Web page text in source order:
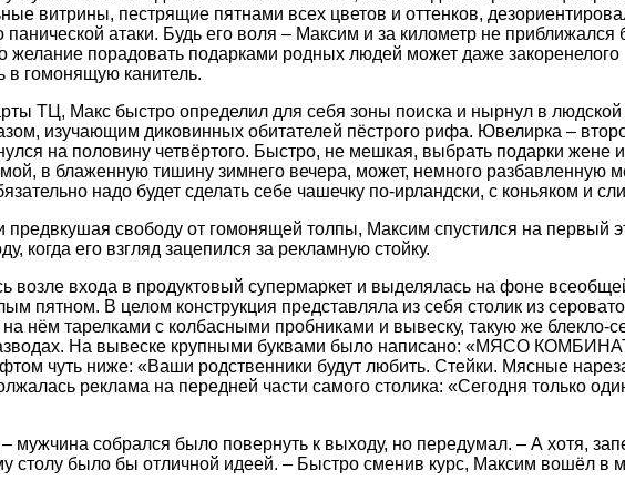
витрины, пестрящие пятнами всех цветов и оттенков,
панической атаки. Будь его воля – Максим и за километр не приближался
порадовать подарками родных людей может даже закоренелого
в гомонящую канитель.
ТЦ, Макс быстро определил для себя зоны поиска и нырнул в людской
изучающим диковинных обитателей пёстрого рифа. Ювелирка –
на половину четвёртого. Быстро, не мешкая, выбрать подарки жене
в блаженную тишину зимнего вечера, может, немного разбавленную
надо будет сделать себе чашечку по-ирландски, с коньяком и
предвкушая свободу от гомонящей толпы, Максим спустился на первый
когда его взгляд зацепился за рекламную стойку.
возле входа в продуктовый супермаркет и выделялась на фоне
пятном. В целом конструкция представляла из себя столик из
нём тарелками с колбасными пробниками и вывеску, такую же блекло-
На вывеске крупными буквами было написано: «МЯСО
чуть ниже: «Ваши родственники будут любить. Стейки. Мясные
реклама на передней части самого столика: «Сегодня только
мужчина собрался было повернуть к выходу, но передумал. – А хотя,
столу было бы отличной идеей. – Быстро сменив курс, Максим вошёл в